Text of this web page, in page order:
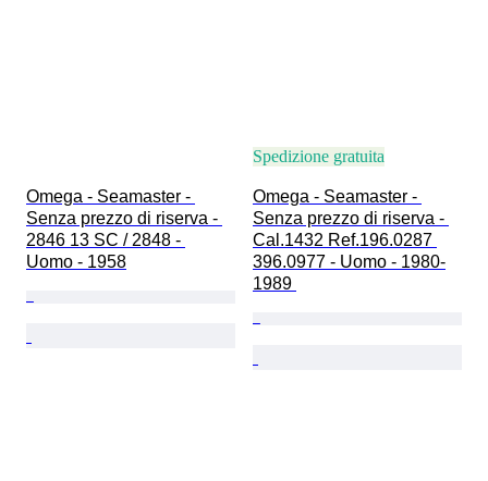
Omega - Seamaster -
Senza prezzo di riserva -
2846 13 SC / 2848 -
Uomo - 1958
Spedizione gratuita
Omega - Seamaster -
Senza prezzo di riserva -
Cal.1432 Ref.196.0287
396.0977 - Uomo - 1980-
1989